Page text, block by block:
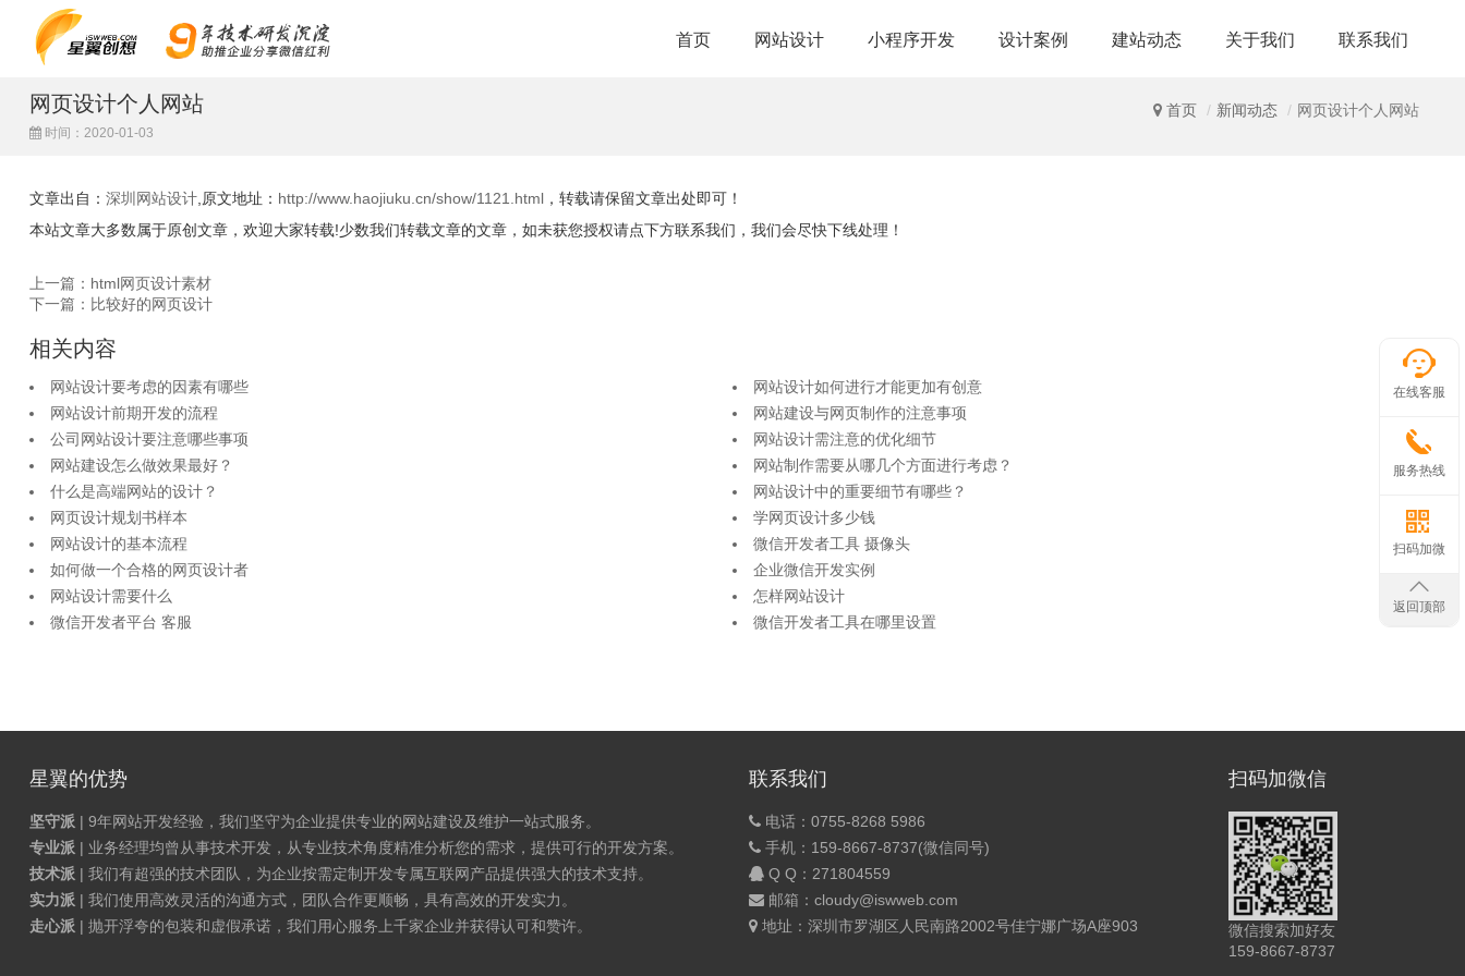
首页 网站设计 小程序开发 设计案例 建站动态 关于我们 联系我们
首页 新闻动态 网页设计个人网站
网页设计个人网站
时间：2020-01-03
文章出自： 深圳网站设计 ,原文地址： http://www.haojiuku.cn/show/1121.html ，转载请保留文章出处即可！
本站文章大多数属于原创文章，欢迎大家转载!少数我们转载文章的文章，如未获您授权请点下方联系我们，我们会尽快下线处理！
上一篇：html网页设计素材
下一篇：比较好的网页设计
相关内容
网站设计要考虑的因素有哪些
网站设计如何进行才能更加有创意
网站设计前期开发的流程
网站建设与网页制作的注意事项
公司网站设计要注意哪些事项
网站设计需注意的优化细节
网站建设怎么做效果最好？
网站制作需要从哪几个方面进行考虑？
什么是高端网站的设计？
网站设计中的重要细节有哪些？
网页设计规划书样本
学网页设计多少钱
网站设计的基本流程
微信开发者工具 摄像头
如何做一个合格的网页设计者
企业微信开发实例
网站设计需要什么
怎样网站设计
微信开发者平台 客服
微信开发者工具在哪里设置
星翼的优势
坚守派 | 9年网站开发经验，我们坚守为企业提供专业的网站建设及维护一站式服务。
专业派 | 业务经理均曾从事技术开发，从专业技术角度精准分析您的需求，提供可行的开发方案。
技术派 | 我们有超强的技术团队，为企业按需定制开发专属互联网产品提供强大的技术支持。
实力派 | 我们使用高效灵活的沟通方式，团队合作更顺畅，具有高效的开发实力。
走心派 | 抛开浮夸的包装和虚假承诺，我们用心服务上千家企业并获得认可和赞许。
联系我们
电话：0755-8268 5986
手机：159-8667-8737(微信同号)
Q Q： 271804559
邮箱：cloudy@iswweb.com
地址：深圳市罗湖区人民南路2002号佳宁娜广场A座903
扫码加微信
微信搜索加好友
159-8667-8737
在线客服
服务热线
扫码加微
返回顶部